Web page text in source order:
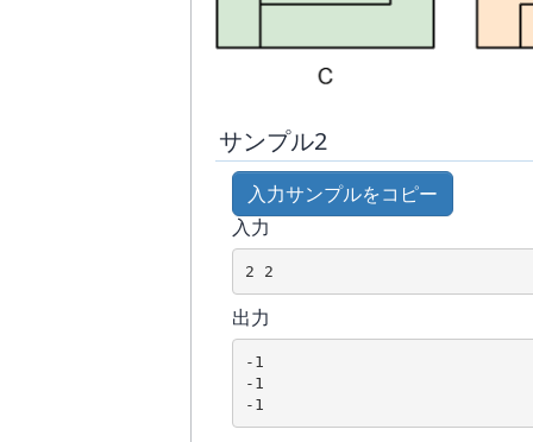
サンプル2
入力サンプルをコピー
入力
出力
-1
-1